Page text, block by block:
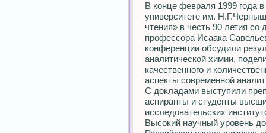
В конце февраля 1999 года
университете им.
чтения» в честь 90 летия со
профессора Исаака
конференции обсудили
аналитической химии,
качественного и
аспекты современной
С докладами выступили
аспиранты и студенты
исследовательских
Высокий научный уровень